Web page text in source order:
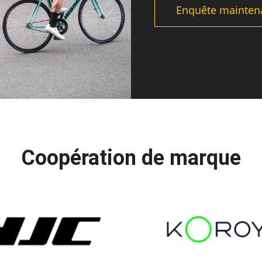
Enquête
Coopération de marque